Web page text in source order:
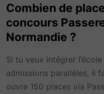
Combien de
concours
Normandie ?
Si tu veux intégrer
admissions parallèles, il
ouvre 150 places via